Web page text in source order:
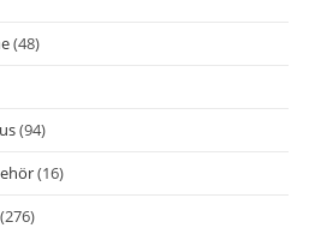
(48)
(94)
(16)
(276)